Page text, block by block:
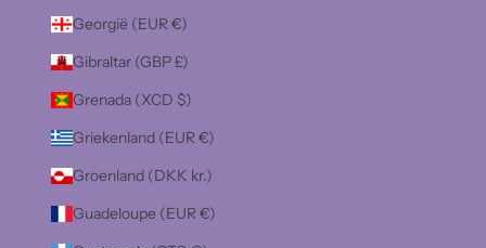
Georgië (EUR €)
Gibraltar (GBP £)
Grenada (XCD $)
Griekenland (EUR €)
Groenland (DKK kr.)
Guadeloupe (EUR €)